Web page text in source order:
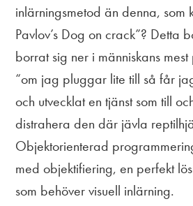
inlärningsmetod än denna, som
Pavlov’s Dog on crack”? Detta
borrat sig ner i människans
“om jag pluggar lite till så får
och utvecklat en tjänst som till
distrahera den där jävla
Objektorienterad
med objektifiering, en perfekt
som behöver visuell inlärning.